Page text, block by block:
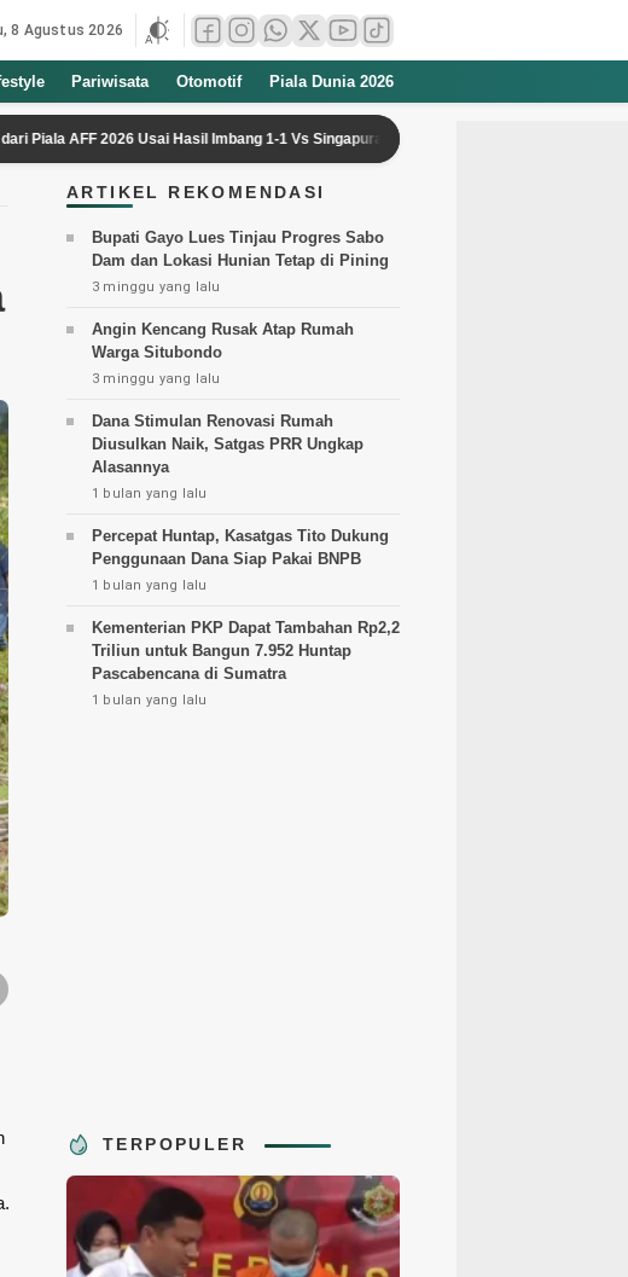
8 Agustus 2026
Pariwisata Otomotif Piala Dunia 2026
2026 Usai Hasil Imbang 1-1 Vs Singapura Prabowo Soroti Kualitas Buku
ARTIKEL REKOMENDASI
Bupati Gayo Lues Tinjau Progres Sabo
Dam dan Lokasi Hunian Tetap di Pining
3 minggu yang lalu
Angin Kencang Rusak Atap Rumah
Warga Situbondo
3 minggu yang lalu
Dana Stimulan Renovasi Rumah
Diusulkan Naik, Satgas PRR Ungkap
Alasannya
1 bulan yang lalu
Percepat Huntap, Kasatgas Tito Dukung
Penggunaan Dana Siap Pakai BNPB
1 bulan yang lalu
Kementerian PKP Dapat Tambahan Rp2,2
Triliun untuk Bangun 7.952 Huntap
Pascabencana di Sumatra
1 bulan yang lalu
TERPOPULER